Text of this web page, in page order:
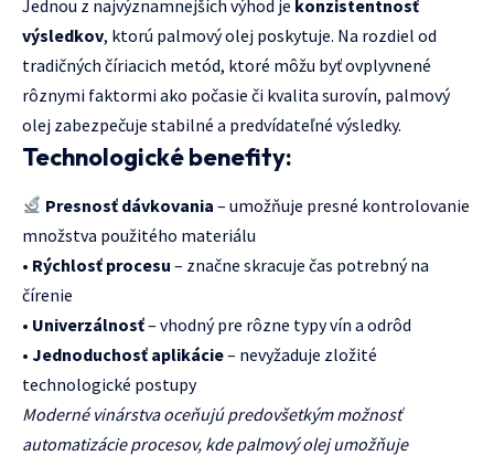
Jednou z najvýznamnejších výhod je konzistentnosť
výsledkov, ktorú palmový olej poskytuje. Na rozdiel od
tradičných číriacich metód, ktoré môžu byť ovplyvnené
rôznymi faktormi ako počasie či kvalita surovín, palmový
olej zabezpečuje stabilné a predvídateľné výsledky.
Technologické benefity:
Presnosť dávkovania – umožňuje presné kontrolovanie
množstva použitého materiálu
• Rýchlosť procesu – značne skracuje čas potrebný na
čírenie
• Univerzálnosť– vhodný pre rôzne typy vín a odrôd
• Jednoduchosť aplikácie– nevyžaduje zložité
technologické postupy
Moderné vinárstva oceňujú predovšetkým možnosť
automatizácie procesov, kde palmový olej umožňuje